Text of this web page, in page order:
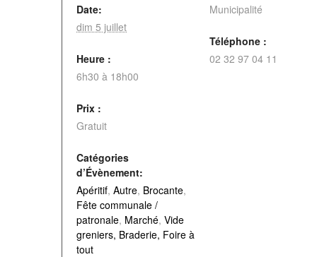
Date:
dim 5 juillet
Heure :
6h30 à 18h00
Prix :
Gratuit
Catégories
d’Évènement:
Apéritif, Autre, Brocante,
Fête communale /
patronale, Marché, Vide
greniers, Braderie, Foire à
tout
Municipalité
Téléphone :
02 32 97 04 11